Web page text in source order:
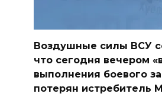
Воздушные силы ВСУ
что сегодня вечером
выполнения боевого
потерян истребитель